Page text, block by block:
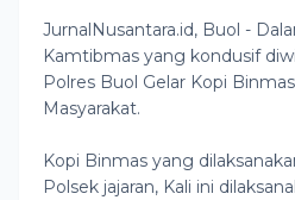
JurnalNusantara.id, Buol -
Kamtibmas yang kondusif
Polres Buol Gelar Kopi
Masyarakat.
Kopi Binmas yang
Polsek jajaran, Kali ini